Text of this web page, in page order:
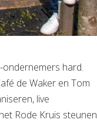
ondernemers hard.
de Waker en Tom
live
Rode Kruis steunen